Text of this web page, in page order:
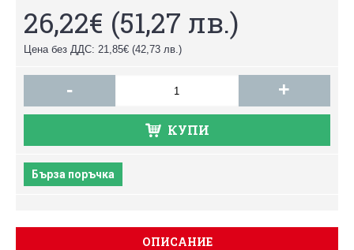
26,22€ (51,27 лв.)
Цена без ДДС: 21,85€ (42,73 лв.)
- +
КУПИ
Бърза поръчка
ОПИСАНИЕ